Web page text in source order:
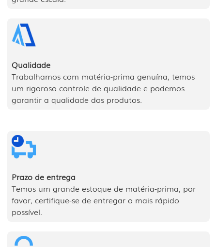
Qualidade
Trabalhamos com matéria-prima genuína, temos
um rigoroso controle de qualidade e podemos
garantir a qualidade dos produtos.
Prazo de entrega
Temos um grande estoque de matéria-prima, por
favor, certifique-se de entregar o mais rápido
possível.